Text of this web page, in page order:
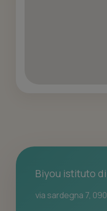
Biyou istituto
via sardegna 7,